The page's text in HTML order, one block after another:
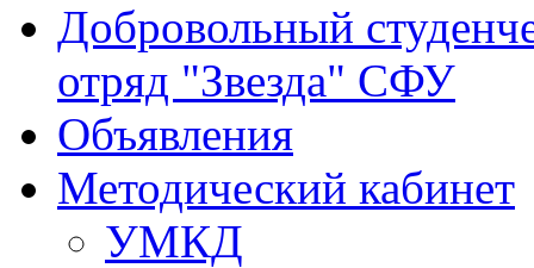
Добровольный
отряд "Звезда" СФУ
Объявления
Методический кабинет
УМКД